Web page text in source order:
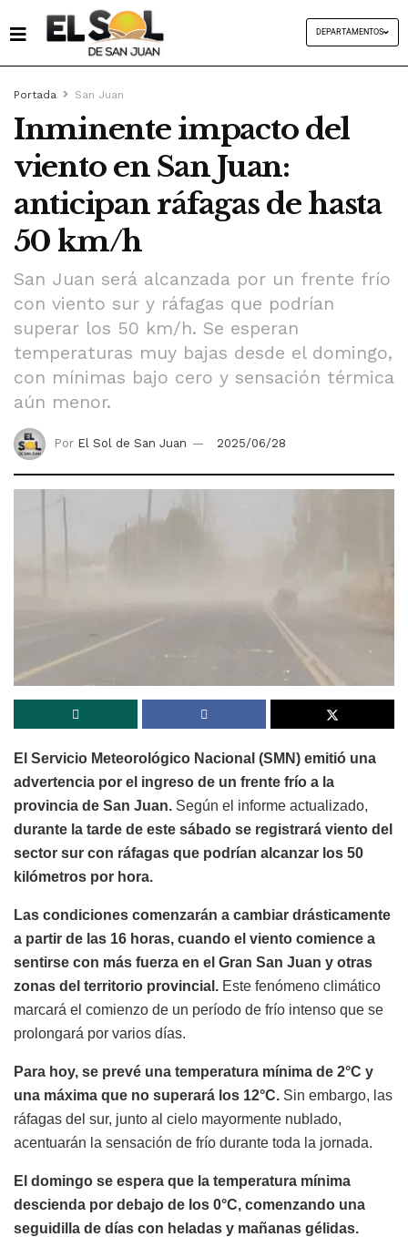
DEPARTAMENTOS
Portada San Juan
Inminente impacto del
viento en San Juan:
anticipan ráfagas de hasta
50 km/h
San Juan será alcanzada por un frente frío
con viento sur y ráfagas que podrían
superar los 50 km/h. Se esperan
temperaturas muy bajas desde el domingo,
con mínimas bajo cero y sensación térmica
aún menor.
Por El Sol de San Juan 2025/06/28
El Servicio Meteorológico Nacional (SMN) emitió una
advertencia por el ingreso de un frente frío a la
provincia de San Juan. Según el informe actualizado,
durante la tarde de este sábado se registrará viento del
sector sur con ráfagas que podrían alcanzar los 50
kilómetros por hora.
Las condiciones comenzarán a cambiar drásticamente
a partir de las 16 horas, cuando el viento comience a
sentirse con más fuerza en el Gran San Juan y otras
zonas del territorio provincial. Este fenómeno climático
marcará el comienzo de un período de frío intenso que se
prolongará por varios días.
Para hoy, se prevé una temperatura mínima de 2°C y
una máxima que no superará los 12°C. Sin embargo, las
ráfagas del sur, junto al cielo mayormente nublado,
acentuarán la sensación de frío durante toda la jornada.
El domingo se espera que la temperatura mínima
descienda por debajo de los 0°C, comenzando una
seguidilla de días con heladas y mañanas gélidas.